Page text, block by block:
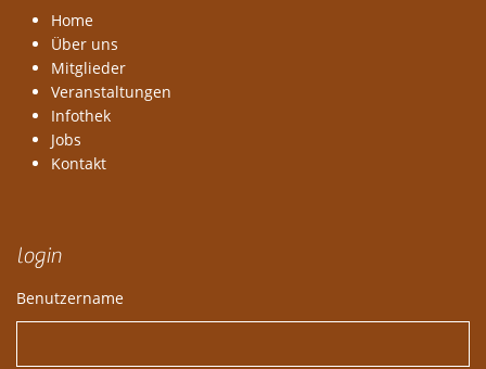
Home
Über uns
Mitglieder
Veranstaltungen
Infothek
Jobs
Kontakt
login
Benutzername